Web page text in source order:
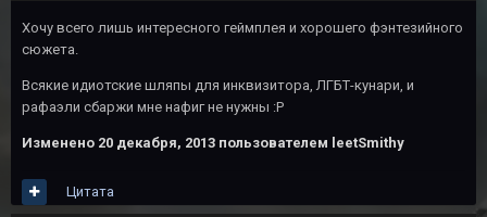
Хочу всего лишь интересного геймплея и хорошего фэнтезийного
сюжета.
Всякие идиотские шляпы для инквизитора, ЛГБТ-кунари, и
рафаэли сбаржи мне нафиг не нужны :Р
Изменено 20 декабря, 2013 пользователем leetSmithy
Цитата